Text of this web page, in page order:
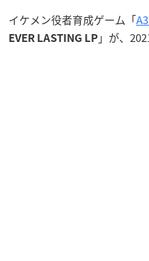
イケメン役者育成ゲーム「
EVER LASTING LP 」が、